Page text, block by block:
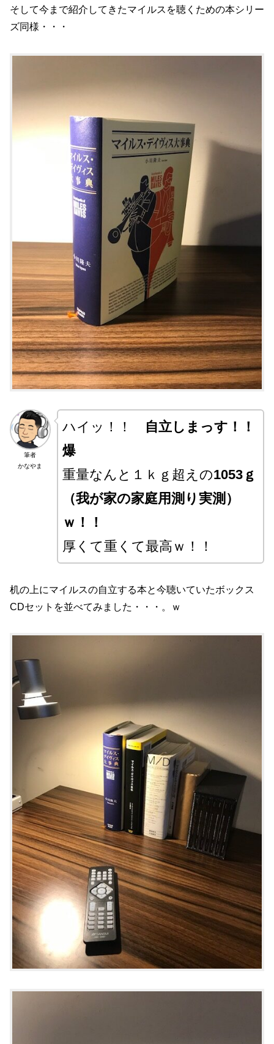
そして今まで紹介してきたマイルスを聴くための本シリー
ズ同様・・・
筆者
かなやま
ハイッ！！
自立しまっす！！
爆
重量なんと１ｋｇ超えの1053ｇ
（我が家の家庭用測り実測）
ｗ ！！
厚くて重くて最高ｗ！！
机の上にマイルスの自立する本と今聴いていたボックス
CDセットを並べてみました・・・。ｗ